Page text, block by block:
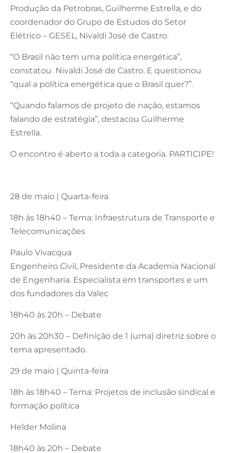
Produção da Petrobras, Guilherme Estrella, e do
coordenador do Grupo de Estudos do Setor
Elétrico – GESEL, Nivaldi José de Castro.
“O Brasil não tem uma política energética”,
constatou Nivaldi José de Castro. E questionou
“qual a política energética que o Brasil quer?”.
“Quando falamos de projeto de nação, estamos
falando de estratégia”, destacou Guilherme
Estrella.
O encontro é aberto a toda a categoria. PARTICIPE!
28 de maio | Quarta-feira
18h às 18h40 – Tema: Infraestrutura de Transporte e
Telecomunicações
Paulo Vivacqua
Engenheiro Civil, Presidente da Academia Nacional
de Engenharia. Especialista em transportes e um
dos fundadores da Valec
18h40 às 20h – Debate
20h às 20h30 – Definição de 1 (uma) diretriz sobre o
tema apresentado.
29 de maio | Quinta-feira
18h às 18h40 – Tema: Projetos de inclusão sindical e
formação política
Helder Molina
18h40 às 20h – Debate